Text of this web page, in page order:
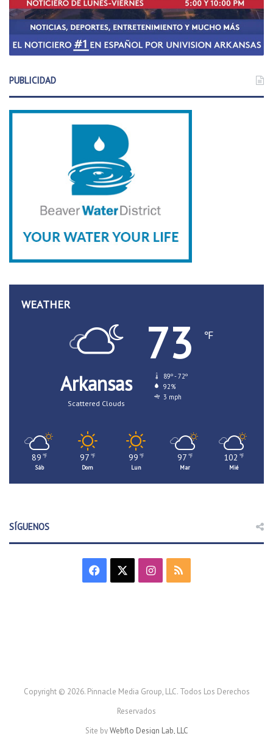
PUBLICIDAD
WEATHER
Arkansas
Scattered Clouds
73 ℉
89º - 72º
92%
3 mph
89 ℉
Sáb
97 ℉
Dom
99 ℉
Lun
97 ℉
Mar
102 ℉
Mié
SÍGUENOS
o
I
g
r
Copyright © 2026. Pinnacle Media Group, LLC. Todos Los Derechos
Reservados
Site byWebflo Design Lab, LLC